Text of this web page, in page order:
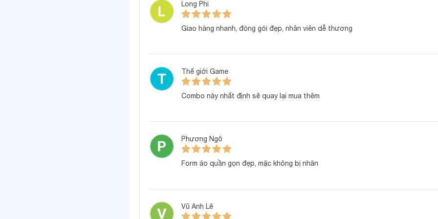
Với 3 bộ đồ trong 1 combo, mẹ có thể yên tâm luôn có đồ sạch để thay cho bé
sinh, vừa tiết kiệm thời gian giặt giũ.
Long Phi
Giao hàng nhanh, đóng gói đẹp, nhân viên dễ thương
Thế giới Game
Combo này nhất định sẽ quay lại mua thêm
Phương Ngô
Form áo quần gọn đẹp, mặc không bị nhăn
Vũ Anh Lê